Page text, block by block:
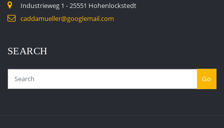
Industrieweg 1 - 25551 Hohenlockstedt
caddamueller@googlemail.com
SEARCH
Go